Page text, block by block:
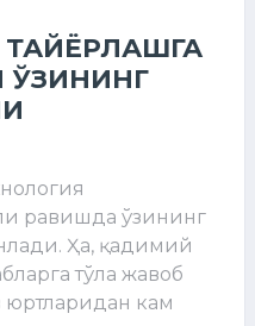
ЎЗИНИНГ
равишда ўзининг
Ҳа, қадимий
тўла жавоб
юртларидан кам